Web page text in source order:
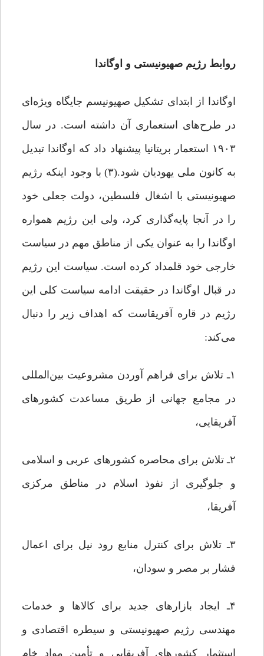
روابط رژیم صهیونیستی و اوگاندا
اوگاندا از ابتدای تشکیل صهیونیسم جایگاه ویژه‌ای
در طرح‌های استعماری آن داشته است. در سال
۱۹۰۳ استعمار بریتانیا پیشنهاد داد که اوگاندا تبدیل
به کانون ملی یهودیان شود.(۳) با وجود اینکه رژیم
صهیونیستی با اشغال فلسطین، دولت جعلی خود
را در آنجا پایه‌گذاری کرد، ولی این رژیم همواره
اوگاندا را به عنوان یکی از مناطق مهم در سیاست
خارجی خود قلمداد کرده است. سیاست این رژیم
در قبال اوگاندا در حقیقت ادامه سیاست کلی این
رژیم در قاره آفریقاست که اهداف زیر را دنبال
می‌کند:
۱ـ تلاش برای فراهم آوردن مشروعیت بین‌المللی
در مجامع جهانی از طریق مساعدت کشورهای
آفریقایی،
۲ـ تلاش برای محاصره کشور‌های عربی و اسلامی
و جلوگیری از نفوذ اسلام در مناطق مرکزی
آفریقا،
۳ـ تلاش برای کنترل منابع رود نیل برای اعمال
فشار بر مصر و سودان،
۴ـ ایجاد بازارهای جدید برای کالاها و خدمات
مهندسی رژیم صهیونیستی و سیطره اقتصادی و
استثمار کشورهای آفریقایی و تأمین مواد خام